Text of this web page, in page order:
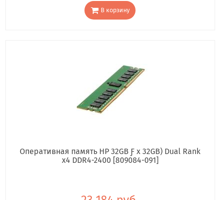
В корзину
Оперативная память HP 32GB Ƒ x 32GB) Dual Rank
x4 DDR4-2400 [809084-091]